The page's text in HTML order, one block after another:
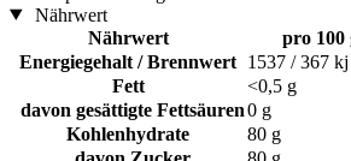
Nährwert
Nährwert
pro 100
Energiegehalt / Brennwert 1537 / 367
Fett
<0,5 g
davon gesättigte Fettsäuren0 g
Kohlenhydrate
80 g